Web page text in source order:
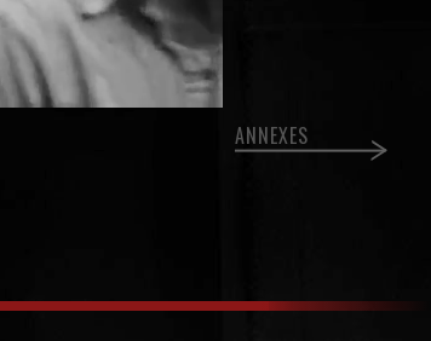
ANNEXES